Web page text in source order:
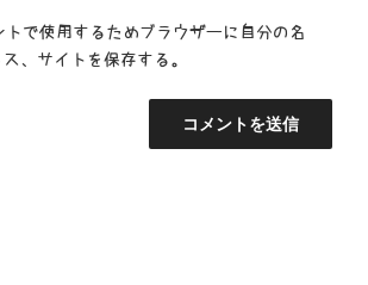
トで使用するためブラウザーに自分の名
、サイトを保存する。